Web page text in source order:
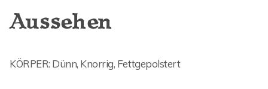
Aussehen
KÖRPER: Dünn, Knorrig, Fettgepolstert